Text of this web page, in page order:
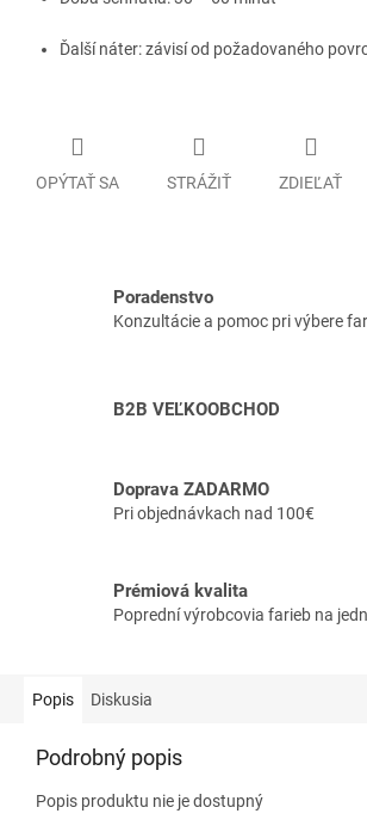
Ďalší náter: závisí od požadovaného
OPÝTAŤ SA STRÁŽIŤ ZDIEĽAŤ
Poradenstvo
Konzultácie a pomoc pri výbere
B2B VEĽKOOBCHOD
Doprava ZADARMO
Pri objednávkach nad 100€
Prémiová kvalita
Poprední výrobcovia farieb na
Popis Diskusia
Podrobný popis
Popis produktu nie je dostupný